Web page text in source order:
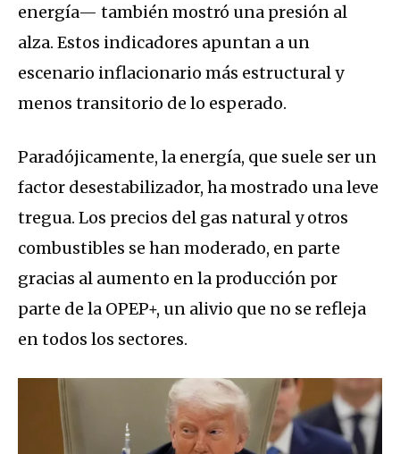
energía— también mostró una presión al
alza. Estos indicadores apuntan a un
escenario inflacionario más estructural y
menos transitorio de lo esperado.
Paradójicamente, la energía, que suele ser un
factor desestabilizador, ha mostrado una leve
tregua. Los precios del gas natural y otros
combustibles se han moderado, en parte
gracias al aumento en la producción por
parte de la OPEP+, un alivio que no se refleja
en todos los sectores.